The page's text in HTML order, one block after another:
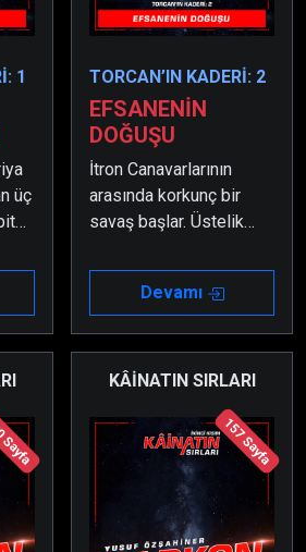
1
üç
TORCAN’IN KADERİ: 2
EFSANENİN
DOĞUŞU
İtron Canavarlarının
arasında korkunç bir
savaş başlar. Üstelik
babası da bu savaşın
tam ortasında kalırlar.
seçmek zorundadırlar.
Devamı
KÂİNATIN SIRLARI
157 Sayfa